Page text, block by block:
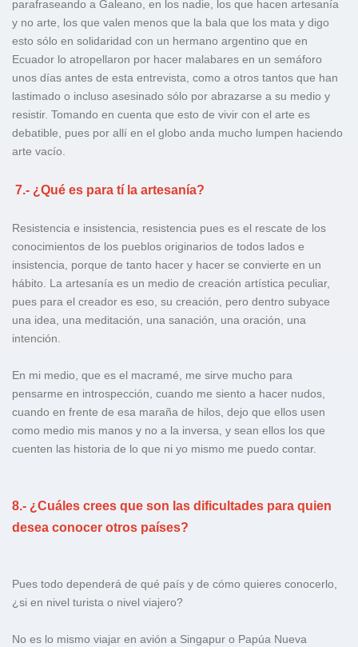
parafraseando a Galeano, en los nadie, los que hacen artesanía
y no arte, los que valen menos que la bala que los mata y digo
esto sólo en solidaridad con un hermano argentino que en
Ecuador lo atropellaron por hacer malabares en un semáforo
unos días antes de esta entrevista, como a otros tantos que han
lastimado o incluso asesinado sólo por abrazarse a su medio y
resistir. Tomando en cuenta que esto de vivir con el arte es
debatible, pues por allí en el globo anda mucho lumpen haciendo
arte vacío.
7.- ¿Qué es para tí la artesanía?
Resistencia e insistencia, resistencia pues es el rescate de los
conocimientos de los pueblos originarios de todos lados e
insistencia, porque de tanto hacer y hacer se convierte en un
hábito. La artesanía es un medio de creación artística peculiar,
pues para el creador es eso, su creación, pero dentro subyace
una idea, una meditación, una sanación, una oración, una
intención.
En mi medio, que es el macramé, me sirve mucho para
pensarme en introspección, cuando me siento a hacer nudos,
cuando en frente de esa maraña de hilos, dejo que ellos usen
como medio mis manos y no a la inversa, y sean ellos los que
cuenten las historia de lo que ni yo mismo me puedo contar.
8.- ¿Cuáles crees que son las dificultades para quien
desea conocer otros países?
Pues todo dependerá de qué país y de cómo quieres conocerlo,
¿si en nivel turista o nivel viajero?
No es lo mismo viajar en avión a Singapur o Papúa Nueva